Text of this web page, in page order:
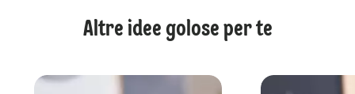
Altre idee golose per te